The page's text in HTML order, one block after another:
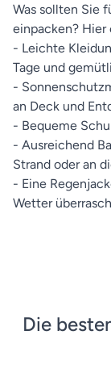
Was sollten Sie
einpacken? Hier
- Leichte
Tage und
-
an Deck und
- Bequeme
- Ausreichend
Strand oder an
- Eine
Wetter
Die